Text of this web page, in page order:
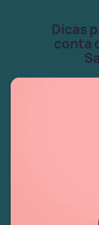
Dicas
conta